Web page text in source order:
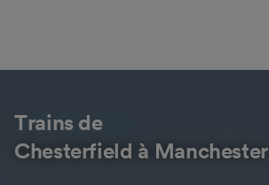
Trains de
Chesterfield à Manchester